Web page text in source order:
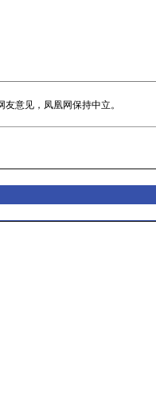
友意见，凤凰网保持中立。